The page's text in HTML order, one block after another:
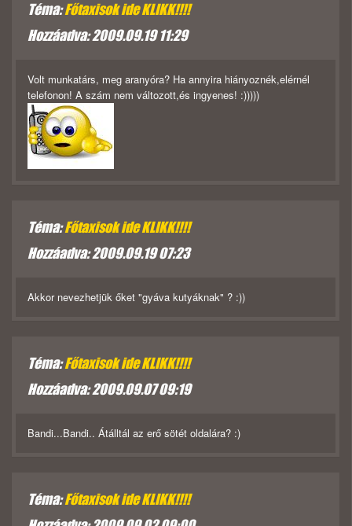
Téma:Főtaxisok ide KLIKK!!!!
Hozzáadva: 2009.09.19 11:29
Volt munkatárs, meg aranyóra? Ha annyira hiányoznék,elérnél
telefonon! A szám nem változott,és ingyenes! :)))))
Téma:Főtaxisok ide KLIKK!!!!
Hozzáadva: 2009.09.19 07:23
Akkor nevezhetjük őket "gyáva kutyáknak" ? :))
Téma:Főtaxisok ide KLIKK!!!!
Hozzáadva: 2009.09.07 09:19
Bandi...Bandi.. Átálltál az erő sötét oldalára? :)
Téma:Főtaxisok ide KLIKK!!!!